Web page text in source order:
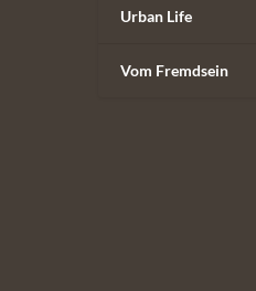
Urban Life
Vom Fremdsein